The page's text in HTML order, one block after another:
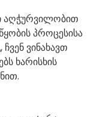
აღჭურვილობით
პროცესისა
ვინახავთ
ხარისხის